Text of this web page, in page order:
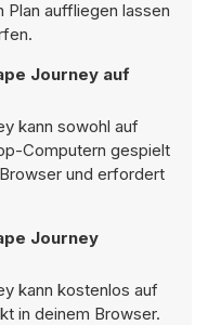
auffliegen lassen
Journey auf
kann sowohl auf
Computern gespielt
und erfordert
Journey
kann kostenlos auf
in deinem Browser.